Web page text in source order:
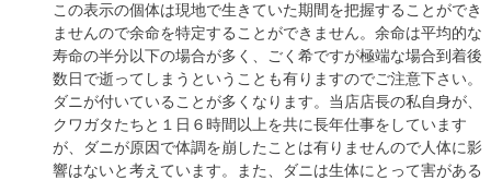
この表示の個体は現地で生きていた期間を把握することができ
ませんので余命を特定することができません。余命は平均的な
寿命の半分以下の場合が多く、ごく希ですが極端な場合到着後
数日で逝ってしまうということも有りますのでご注意下さい。
ダニが付いていることが多くなります。当店店長の私自身が、
クワガタたちと１日６時間以上を共に長年仕事をしています
が、ダニが原因で体調を崩したことは有りませんので人体に影
響はないと考えています。また、ダニは生体にとって害がある